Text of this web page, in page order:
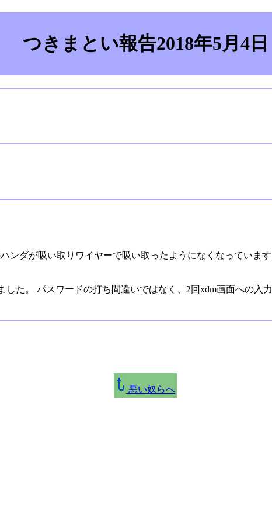
つきまとい報告2018年5月4日
ンダが吸い取りワイヤーで吸い取ったようになくなっていま
た。 パスワードの打ち間違いではなく、2回xdm画面への入
悪い奴らへ